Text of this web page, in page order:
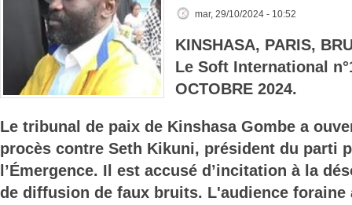
mar, 29/10/2024 - 10:52
KINSHASA, PARIS,
Le Soft International
OCTOBRE 2024.
Le tribunal de paix de Kinshasa Gombe a
procès contre Seth Kikuni, président du parti
l’Émergence. Il est accusé d’incitation à la
de diffusion de faux bruits. L'audience foraine